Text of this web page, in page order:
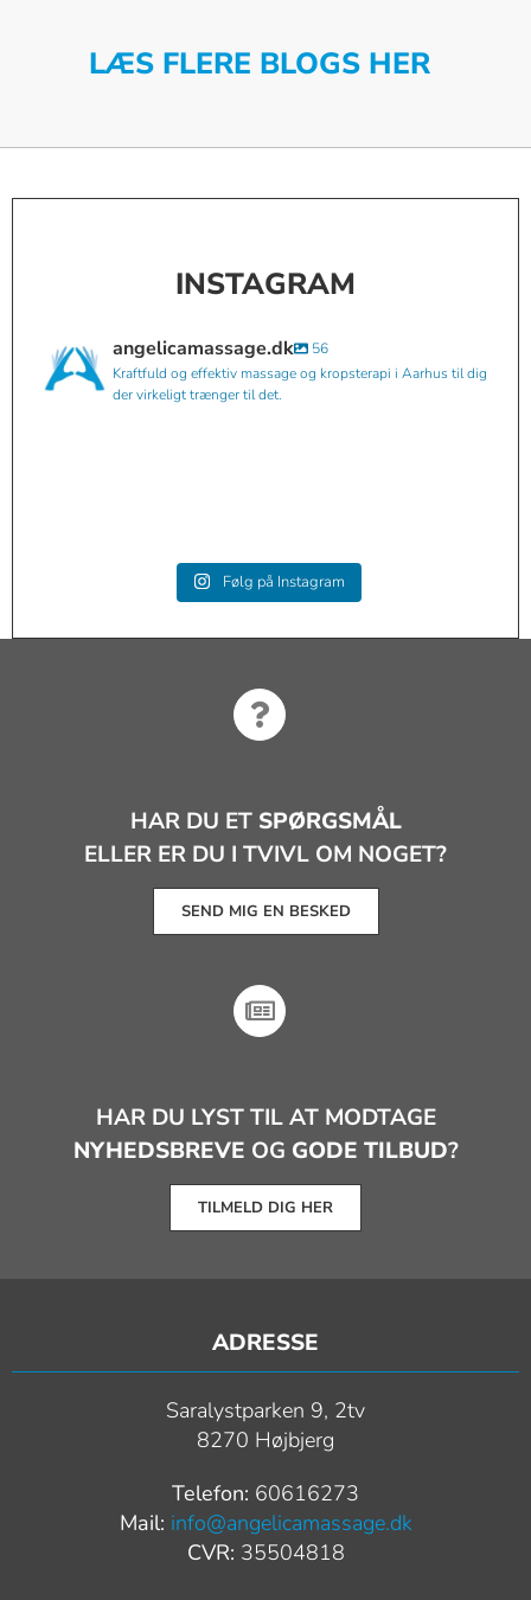
LÆS FLERE BLOGS HER
INSTAGRAM
angelicamassage.dk
56
Kraftfuld og effektiv massage og kropsterapi i Aarhus til dig
der virkeligt trænger til det.
Sep 8
angelicamassage.dk
Aug 30
Følg på Instagram
HAR DU ET SPØRGSMÅL
ELLER ER DU I TVIVL OM NOGET?
SEND MIG EN BESKED
HAR DU LYST TIL AT MODTAGE
NYHEDSBREVE OG GODE TILBUD?
TILMELD DIG HER
ADRESSE
Saralystparken 9, 2tv
8270 Højbjerg
Telefon: 60616273
Mail: info@angelicamassage.dk
CVR: 35504818